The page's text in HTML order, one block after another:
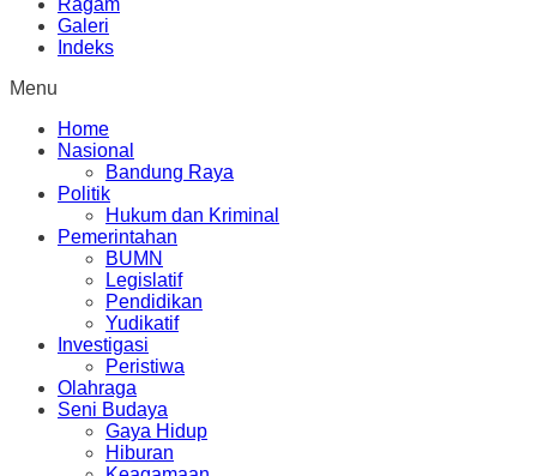
Ragam
Galeri
Indeks
Menu
Home
Nasional
Bandung Raya
Politik
Hukum dan Kriminal
Pemerintahan
BUMN
Legislatif
Pendidikan
Yudikatif
Investigasi
Peristiwa
Olahraga
Seni Budaya
Gaya Hidup
Hiburan